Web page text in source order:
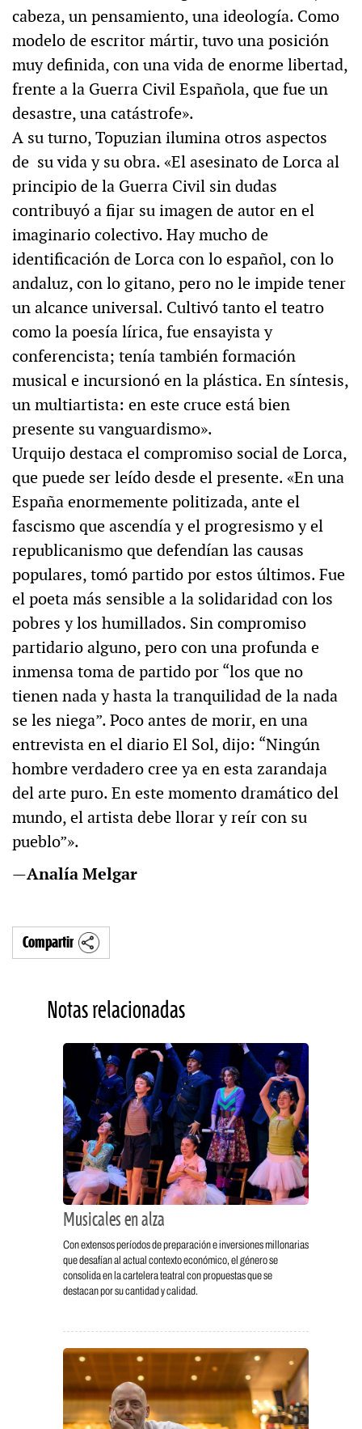
cabeza, un pensamiento, una ideología. Como
modelo de escritor mártir, tuvo una posición
muy definida, con una vida de enorme libertad,
frente a la Guerra Civil Española, que fue un
desastre, una catástrofe».
A su turno, Topuzian ilumina otros aspectos
de su vida y su obra. «El asesinato de Lorca al
principio de la Guerra Civil sin dudas
contribuyó a fijar su imagen de autor en el
imaginario colectivo. Hay mucho de
identificación de Lorca con lo español, con lo
andaluz, con lo gitano, pero no le impide tener
un alcance universal. Cultivó tanto el teatro
como la poesía lírica, fue ensayista y
conferencista; tenía también formación
musical e incursionó en la plástica. En síntesis,
un multiartista: en este cruce está bien
presente su vanguardismo».
Urquijo destaca el compromiso social de Lorca,
que puede ser leído desde el presente. «En una
España enormemente politizada, ante el
fascismo que ascendía y el progresismo y el
republicanismo que defendían las causas
populares, tomó partido por estos últimos. Fue
el poeta más sensible a la solidaridad con los
pobres y los humillados. Sin compromiso
partidario alguno, pero con una profunda e
inmensa toma de partido por “los que no
tienen nada y hasta la tranquilidad de la nada
se les niega”. Poco antes de morir, en una
entrevista en el diario El Sol, dijo: “Ningún
hombre verdadero cree ya en esta zarandaja
del arte puro. En este momento dramático del
mundo, el artista debe llorar y reír con su
pueblo”».
—Analía Melgar
Compartir
Notas relacionadas
Musicales en alza
Con extensos períodos de preparación e inversiones millonarias
que desafían al actual contexto económico, el género se
consolida en la cartelera teatral con propuestas que se
destacan por su cantidad y calidad.